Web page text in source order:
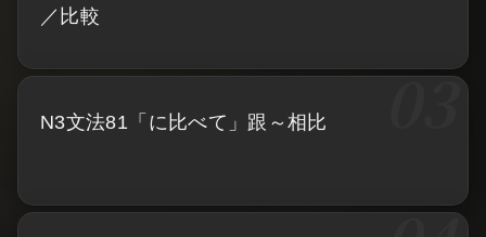
／比較
N3文法81「に比べて」跟～相比